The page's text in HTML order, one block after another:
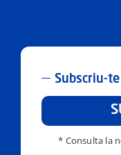
Subscriu-
* Consulta la